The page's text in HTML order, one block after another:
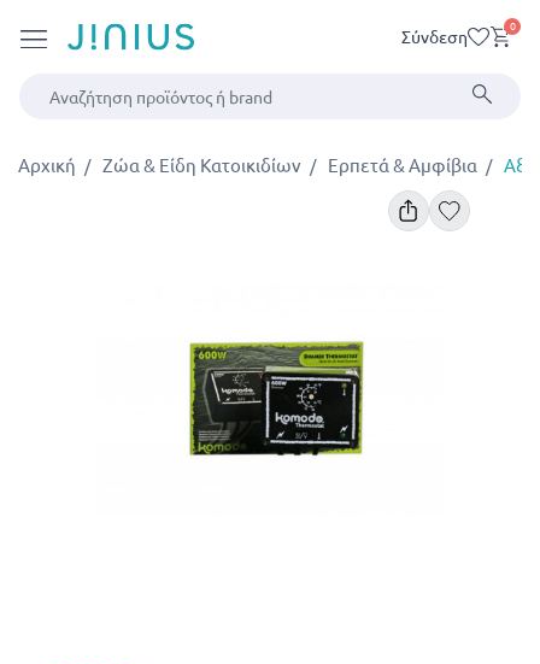
Σύνδεση 0
Αρχική Ζώα & Είδη Κατοικιδίων Ερπετά & Αμφίβια